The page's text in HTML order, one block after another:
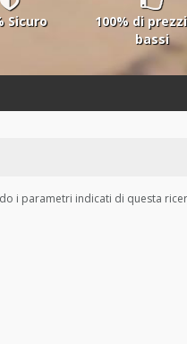
Sicuro
100% di
bassi
i parametri indicati di questa